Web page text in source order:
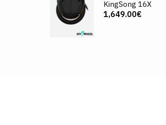
KingSong 16X
1,649.00€